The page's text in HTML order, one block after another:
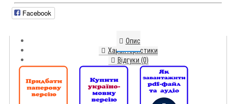
Facebook
Опис
Характеристики
Відгуки (0)